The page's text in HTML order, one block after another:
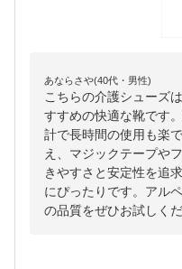
あならさや(40代・男性)
こちらの介護シューズ
すすめの快適な靴です
計で長時間の使用も楽
え、マジックテープや
きやすさと安定性を追
にぴったりです。アル
の品質をぜひお試しくだ